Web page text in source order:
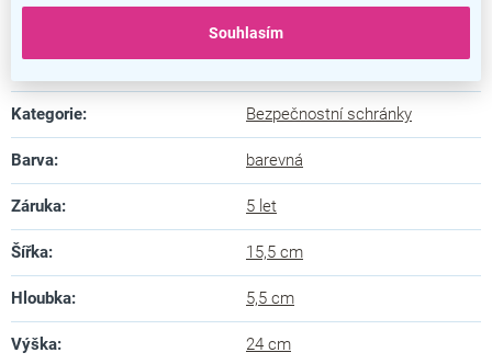
Souhlasím
Doplňkové parametry
Kategorie: Bezpečnostní schránky
Barva: barevná
Záruka: 5 let
Šířka: 15,5 cm
Hloubka: 5,5 cm
Výška: 24 cm